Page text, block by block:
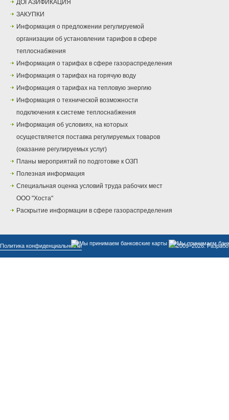
ДОГАЗИФИКАЦИЯ
ЗАКУПКИ
Информация о предложении регулируемой
организации об установлении тарифов в сфере
теплоснабжения
Информация о тарифах в сфере газораспределения
Информация о тарифах на горячую воду
Информация о тарифах на тепловую энергию
Информация о технической возможности
подключения к системе теплоснабжения
Информация об условиях, на которых
осуществляется поставка регулируемых товаров
(оказание регулируемых услуг)
Планы мероприятий по подготовке к ОЗП
Полезная информация
Специальная оценка условий труда рабочих мест
ООО "Хоста"
Раскрытие информации в сфере газораспределения
Политика конфиденциальности © 2009–2026.